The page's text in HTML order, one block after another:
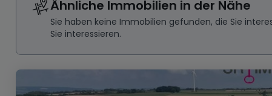
Ähnliche Immobilien in der Nähe
Sie haben keine Immobilien gefunden, die Sie
Sie interessieren.